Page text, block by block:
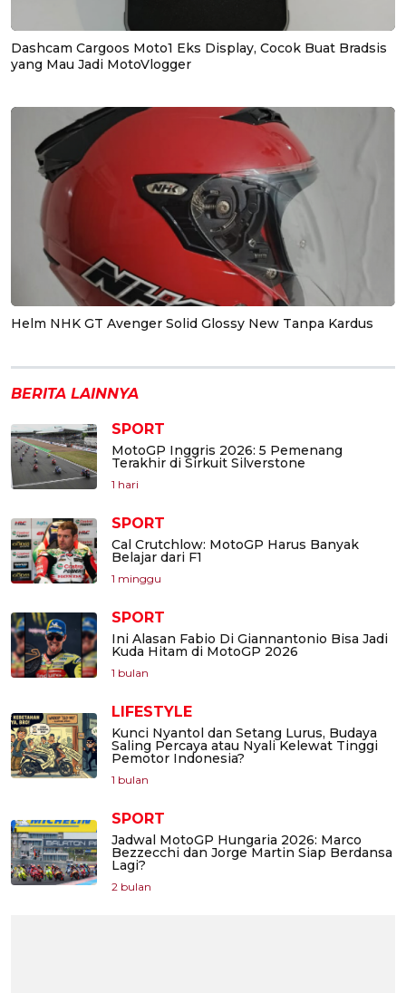
Dashcam Cargoos Moto1 Eks Display, Cocok Buat Bradsis
yang Mau Jadi MotoVlogger
Helm NHK GT Avenger Solid Glossy New Tanpa Kardus
BERITA LAINNYA
SPORT
MotoGP Inggris 2026: 5 Pemenang
Terakhir di Sirkuit Silverstone
1 hari
SPORT
Cal Crutchlow: MotoGP Harus Banyak
Belajar dari F1
1 minggu
SPORT
Ini Alasan Fabio Di Giannantonio Bisa Jadi
Kuda Hitam di MotoGP 2026
1 bulan
LIFESTYLE
Kunci Nyantol dan Setang Lurus, Budaya
Saling Percaya atau Nyali Kelewat Tinggi
Pemotor Indonesia?
1 bulan
SPORT
Jadwal MotoGP Hungaria 2026: Marco
Bezzecchi dan Jorge Martin Siap Berdansa
Lagi?
2 bulan